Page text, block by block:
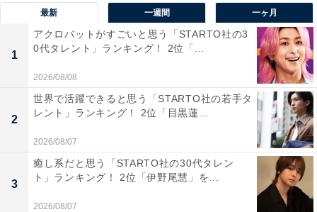
1位：天海祐希／61票
最新 一週間 一ヶ月
1
アクロバットがすごいと思う「STARTO社の3
0代タレント」ランキング！ 2位「...
2026/08/08
2
世界で活躍できると思う「STARTO社の若手タ
レント」ランキング！ 2位「目黒蓮...
2026/08/07
3
癒し系だと思う「STARTO社の30代タレン
ト」ランキング！ 2位「伊野尾慧」を...
2026/08/07